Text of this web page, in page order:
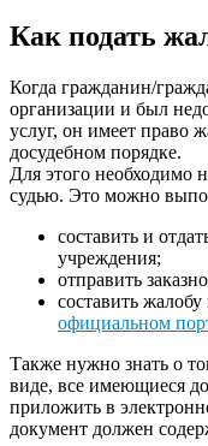
Как подать
Когда гражданин/
организации и был
услуг, он имеет право
досудебном порядке.
Для этого необходимо
судью. Это можно
составить и
учреждения;
отправить
составить
официальном
Также нужно знать о
виде, все имеющиеся
приложить в
документ должен